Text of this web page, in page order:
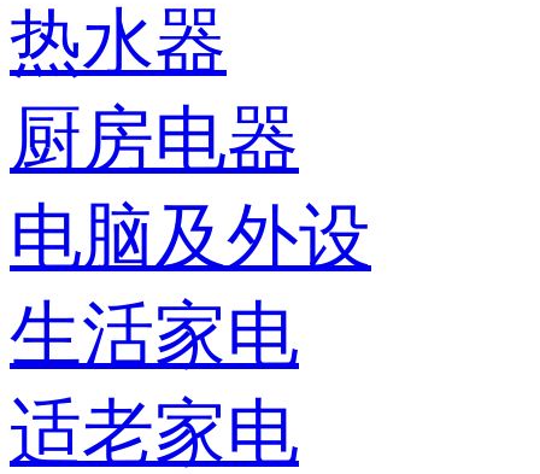
热水器
厨房电器
电脑及外设
生活家电
适老家电